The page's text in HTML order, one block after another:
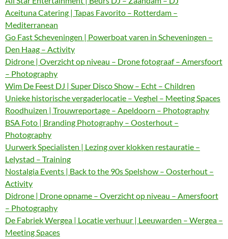
Aceituna Catering | Tapas Favorito – Rotterdam –
Mediterranean
Go Fast Scheveningen | Powerboat varen in Scheveningen –
Den Haag – Activity
Didrone | Overzicht op niveau – Drone fotograaf – Amersfoort
– Photography
Wim De Feest DJ | Super Disco Show – Echt – Children
Unieke historische vergaderlocatie – Veghel – Meeting Spaces
Roodhuizen | Trouwreportage – Apeldoorn – Photography
BSA Foto | Branding Photography – Oosterhout –
Photography
Uurwerk Specialisten | Lezing over klokken restauratie –
Lelystad – Training
Nostalgia Events | Back to the 90s Spelshow – Oosterhout –
Activity
Didrone | Drone opname – Overzicht op niveau – Amersfoort
– Photography
De Fabriek Wergea | Locatie verhuur | Leeuwarden – Wergea –
Meeting Spaces